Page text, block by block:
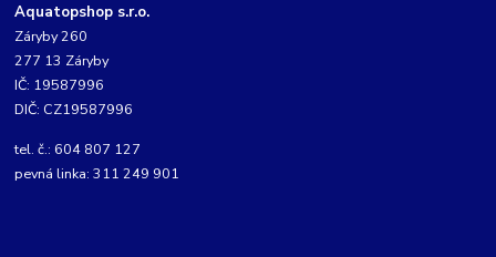
Aquatopshop s.r.o.
Záryby 260
277 13 Záryby
IČ: 19587996
DIČ: CZ19587996
tel. č.: 604 807 127
pevná linka: 311 249 901